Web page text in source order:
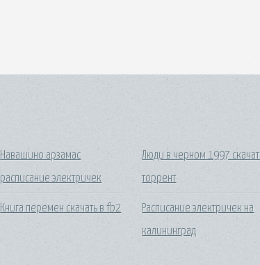
Навашино арзамас
расписание электричек
Книга перемен скачать в fb2
Люди в черном 1997
торрент
Расписание электричек на
калининград